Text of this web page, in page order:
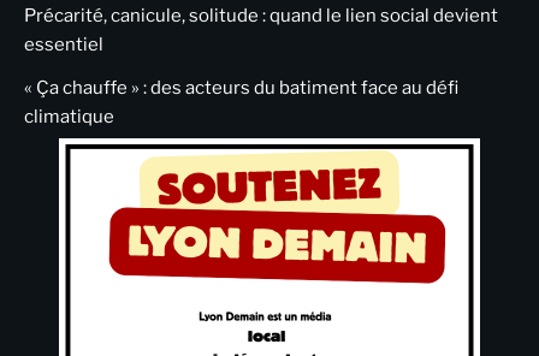
Précarité, canicule, solitude : quand le lien social devient
essentiel
« Ça chauffe » : des acteurs du batiment face au défi
climatique